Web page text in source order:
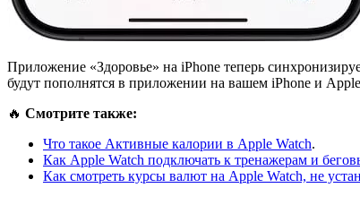
Приложение «Здоровье» на iPhone теперь
будут пополнятся в приложении на вашем iPhone и
🔥 Смотрите также:
Что такое Активные калории в Apple Watch.
Как Apple Watch подключать к тренажерам и
Как смотреть курсы валют на Apple Watch, не